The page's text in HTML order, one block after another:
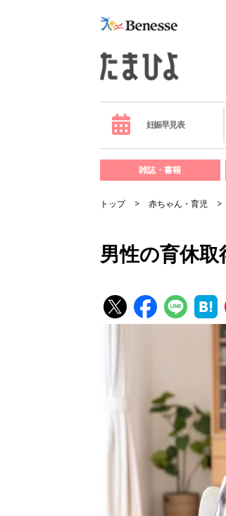
妊娠早見表
雑誌・書籍
トップ 赤ちゃん・育児
男性の育休